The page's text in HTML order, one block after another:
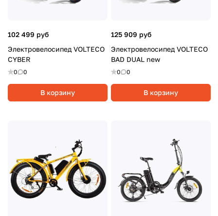
102 499 руб
Электровелосипед VOLTECO
CYBER
0 0
В корзину
125 909 руб
Электровелосипед VOLTECO
BAD DUAL new
0 0
В корзину